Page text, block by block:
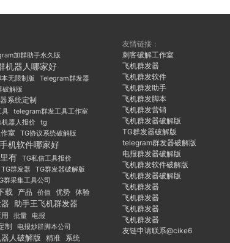
加群助手永久版
机器人哪家好
无限制版
Telegram群发器
破解版
系统定制
具 telegram群发工具工作室
器人报价 tg
室 TG协议系统破解版
机软件哪家好
有
TG私信工具报价
TG群发器
TG群发器破解版
群采集工具公司
载 产品 价值 优势 体验
助手王飞机群发器
批量 电报
制 电报炒群脚本公司
人破解版 精准
系统
友情链接：
刺客破解工作室
飞机群发器
飞机群发软件
飞机群发助手
飞机群发脚本
飞机群发营销
飞机群发器破解版
TG群发器破解版
telegram群发器破解版
电报群发器破解版
飞机群发软件破解版
飞机群发器破解版
飞机群发器
飞机群发器
飞机群发器
飞机群发器
友链申请联系@cike6